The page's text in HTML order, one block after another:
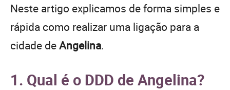
Neste artigo explicamos de forma simples e
rápida como realizar uma ligação para a
cidade deAngelina.
1. Qual é o DDD de Angelina?